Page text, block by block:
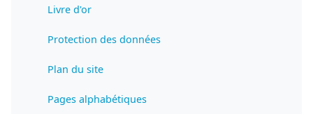
Livre d'or
Protection des données
Plan du site
Pages alphabétiques